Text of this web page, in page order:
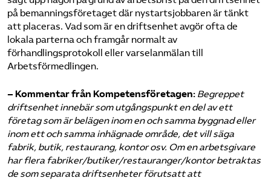
på bemanningsföretaget där nystartsjobbaren är tänkt
att placeras. Vad som är en driftsenhet avgör ofta de
lokala parterna och framgår normalt av
förhandlingsprotokoll eller varselanmälan till
Arbetsförmedlingen.
– Kommentar från Kompetensföretagen: Begreppet
driftsenhet innebär som utgångspunkt en del av ett
företag som är belägen inom en och samma byggnad eller
inom ett och samma inhägnade område, det vill säga
fabrik, butik, restaurang, kontor osv. Om en arbetsgivare
har flera fabriker/butiker/restauranger/kontor betraktas
de som separata driftsenheter förutsatt att